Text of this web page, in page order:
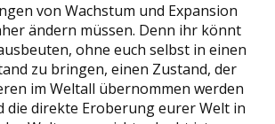
von Wachstum und Expansion
ändern müssen. Denn ihr könnt
ohne euch selbst in einen
zu bringen, einen Zustand, der
im Weltall übernommen werden
die direkte Eroberung eurer Welt in